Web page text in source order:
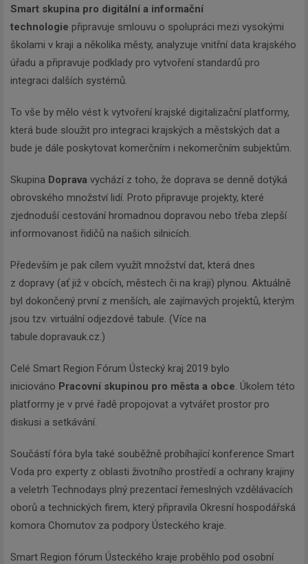
Smart skupina pro digitální a informační
technologie připravuje smlouvu o spolupráci mezi vysokými
školami v kraji a několika městy, analyzuje vnitřní data krajského
úřadu a připravuje podklady pro vytvoření standardů pro
integraci dalších systémů.
To vše by mělo vést k vytvoření krajské digitalizační platformy,
která bude sloužit pro integraci krajských a městských dat a
bude je dále poskytovat komerčním i nekomerčním subjektům.
Skupina Doprava vychází z toho, že doprava se denně dotýká
obrovského množství lidí. Proto připravuje projekty, které
zjednoduší cestování hromadnou dopravou nebo třeba zlepší
informovanost řidičů na našich silnicích.
Především je pak cílem využít množství dat, která dnes
z dopravy (ať již v obcích, městech či na kraji) plynou. Aktuálně
byl dokončený první z menších, ale zajímavých projektů, kterým
jsou tzv. virtuální odjezdové tabule. (Více na
tabule.dopravauk.cz.)
Celé Smart Region Fórum Ústecký kraj 2019 bylo
iniciováno Pracovní skupinou pro města a obce . Úkolem této
platformy je v prvé řadě propojovat a vytvářet prostor pro
diskusi a setkávání.
Součástí fóra byla také souběžně probíhající konference Smart
Voda pro experty z oblasti životního prostředí a ochrany krajiny
a veletrh Technodays plný prezentací řemeslných vzdělávacích
oborů a technických firem, který připravila Okresní hospodářská
komora Chomutov za podpory Ústeckého kraje.
Smart Region fórum Ústeckého kraje proběhlo pod osobní